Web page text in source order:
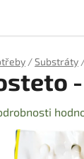
/Substráty